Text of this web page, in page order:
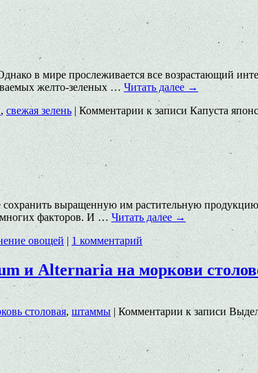
в мире прослеживается все возрастающий
желто-зеленых …Читать далее →
, свежая зелень | Комментариик записи Капуста
выращенную им растительную
многих факторов. И …Читать далее →
овощей | 1 комментарий
и Аlternaria на моркови
столовая,штаммы | Комментариик записи